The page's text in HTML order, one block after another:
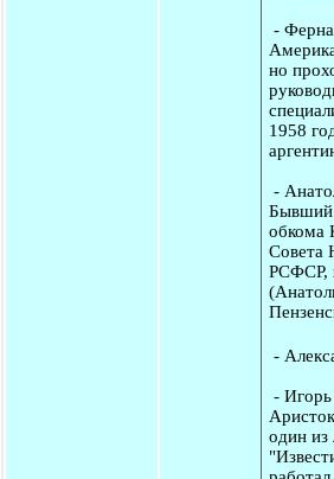
-
но
1958
-
Бывший
обкома
Совета
РСФСР,
-
-
один из